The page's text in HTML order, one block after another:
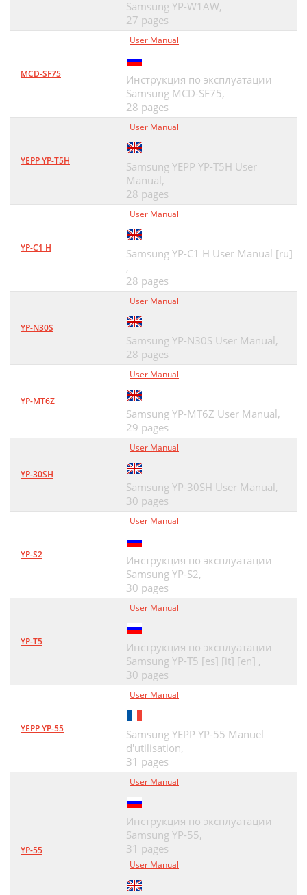
Samsung YP-W1AW,
27 pages
MCD-SF75
User Manual
Инструкция по эксплуатации
Samsung MCD-SF75,
28 pages
YEPP YP-T5H
User Manual
Samsung YEPP YP-T5H User
Manual,
28 pages
YP-C1 H
User Manual
Samsung YP-C1 H User Manual [ru]
,
28 pages
YP-N30S
User Manual
Samsung YP-N30S User Manual,
28 pages
YP-MT6Z
User Manual
Samsung YP-MT6Z User Manual,
29 pages
YP-30SH
User Manual
Samsung YP-30SH User Manual,
30 pages
YP-S2
User Manual
Инструкция по эксплуатации
Samsung YP-S2,
30 pages
YP-T5
User Manual
Инструкция по эксплуатации
Samsung YP-T5 [es] [it] [en] ,
30 pages
YEPP YP-55
User Manual
Samsung YEPP YP-55 Manuel
d'utilisation,
31 pages
YP-55
User Manual
Инструкция по эксплуатации
Samsung YP-55,
31 pages
User Manual